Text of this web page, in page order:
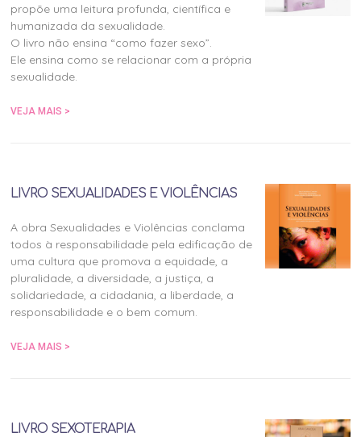
propõe uma leitura profunda, científica e
humanizada da sexualidade.
O livro não ensina “como fazer sexo”.
Ele ensina como se relacionar com a própria
sexualidade.
VEJA MAIS >
LIVRO SEXUALIDADES E VIOLÊNCIAS
A obra Sexualidades e Violências conclama
todos à responsabilidade pela edificação de
uma cultura que promova a equidade, a
pluralidade, a diversidade, a justiça, a
solidariedade, a cidadania, a liberdade, a
responsabilidade e o bem comum.
VEJA MAIS >
LIVRO SEXOTERAPIA